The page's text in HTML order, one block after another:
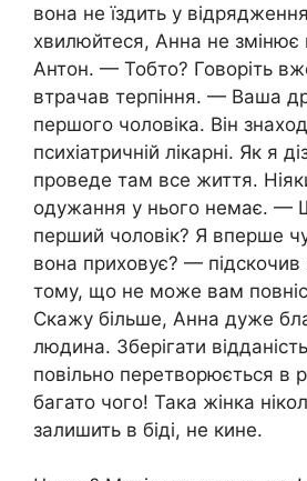
вона не їздить у
хвилюйтеся, Анна не
Антон. — Тобто? Говоріть
втрачав терпіння. — Ваша
першого чоловіка. Він
психіатричній лікарні. Як я
проведе там все життя.
одужання y нього немає. —
перший чоловік? Я вперше
вона приховує? —
тому, що не може вам
Скажу більше, Анна дуже
людина. Зберігати
повільно перетворюється в
багато чого! Така жінка
залишить в біді, не кине.